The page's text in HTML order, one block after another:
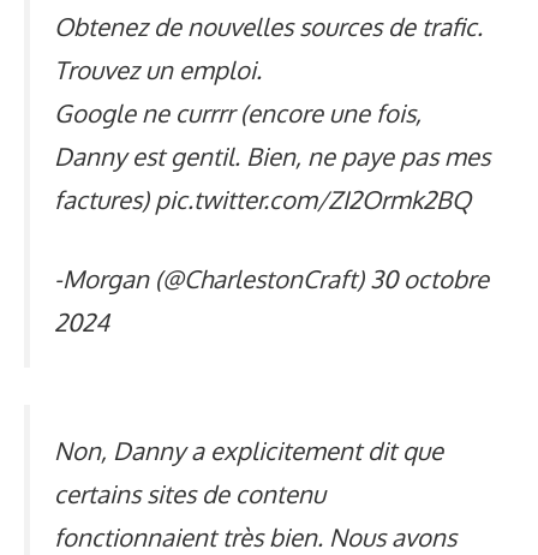
Obtenez de nouvelles sources de trafic.
Trouvez un emploi.
Google ne currrr (encore une fois,
Danny est gentil. Bien, ne paye pas mes
factures)pic.twitter.com/ZI2Ormk2BQ
-Morgan (@CharlestonCraft)30 octobre
2024
Non, Danny a explicitement dit que
certains sites de contenu
fonctionnaient très bien. Nous avons